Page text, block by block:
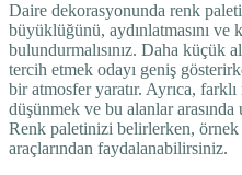
Daire dekorasyonunda renk
büyüklüğünü, aydınlatmasını
bulundurmalısınız. Daha küçük
tercih etmek odayı geniş
bir atmosfer yaratır. Ayrıca,
düşünmek ve bu alanlar
Renk paletinizi belirlerken, örnek
araçlarından faydalanabilirsiniz.